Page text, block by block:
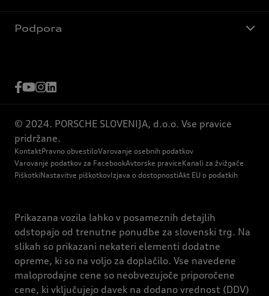
Podpora
© 2024. PORSCHE SLOVENIJA, d.o.o. Vse pravice
pridržane.
KontaktPravno obvestiloVarovanje osebnih podatkov
Varovanje podatkov za FacebookAvtorske praviceKanali za žvižgače
PiškotkiNastavitve piškotkovIzjava o dostopnostiAkt EU o podatkih
Prikazana vozila lahko v posameznih detajlih
odstopajo od trenutne ponudbe za slovenski trg. Na
slikah so prikazani nekateri elementi dodatne
opreme, ki so na voljo za doplačilo. Vse navedene
maloprodajne cene so neobvezujoče priporočene
cene, ki vključujejo davek na dodano vrednost (DDV)